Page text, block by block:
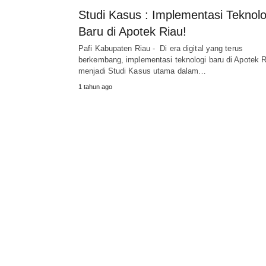
Studi Kasus : Implementasi
Baru di Apotek Riau!
Pafi Kabupaten Riau - Di era digital yang terus
berkembang, implementasi teknologi baru di Apotek
menjadi Studi Kasus utama dalam…
1 tahun ago